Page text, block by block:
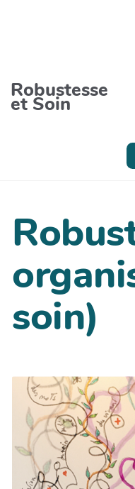
Robustesse
et Soin
soin)